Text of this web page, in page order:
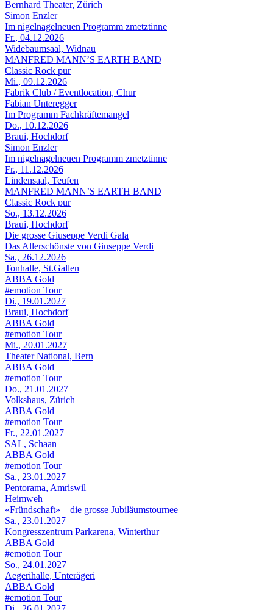
Bernhard Theater, Zürich
Simon Enzler
Im nigelnagelneuen Programm zmetztinne
Fr., 04.12.2026
Widebaumsaal, Widnau
MANFRED MANN’S EARTH BAND
Classic Rock pur
Mi., 09.12.2026
Fabrik Club / Eventlocation, Chur
Fabian Unteregger
Im Programm Fachkräftemangel
Do., 10.12.2026
Braui, Hochdorf
Simon Enzler
Im nigelnagelneuen Programm zmetztinne
Fr., 11.12.2026
Lindensaal, Teufen
MANFRED MANN’S EARTH BAND
Classic Rock pur
So., 13.12.2026
Braui, Hochdorf
Die grosse Giuseppe Verdi Gala
Das Allerschönste von Giuseppe Verdi
Sa., 26.12.2026
Tonhalle, St.Gallen
ABBA Gold
#emotion Tour
Di., 19.01.2027
Braui, Hochdorf
ABBA Gold
#emotion Tour
Mi., 20.01.2027
Theater National, Bern
ABBA Gold
#emotion Tour
Do., 21.01.2027
Volkshaus, Zürich
ABBA Gold
#emotion Tour
Fr., 22.01.2027
SAL, Schaan
ABBA Gold
#emotion Tour
Sa., 23.01.2027
Pentorama, Amriswil
Heimweh
«Fründschaft» – die grosse Jubiläumstournee
Sa., 23.01.2027
Kongresszentrum Parkarena, Winterthur
ABBA Gold
#emotion Tour
So., 24.01.2027
Aegerihalle, Unterägeri
ABBA Gold
#emotion Tour